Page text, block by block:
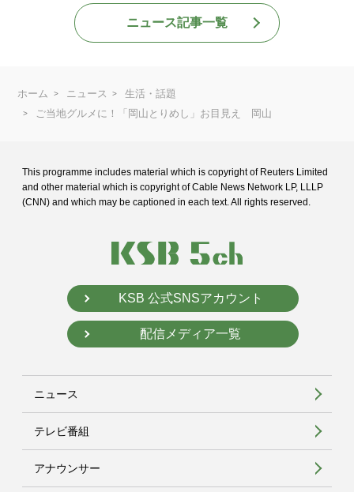
ニュース記事一覧
ホーム ニュース
生活・話題
ご当地グルメに！「岡山とりめし」お目見え 岡山
This programme includes material which is copyright of Reuters Limited
and other material which is copyright of Cable News Network LP, LLLP
(CNN) and which may be captioned in each text. All rights reserved.
KSB 公式SNSアカウント
配信メディア一覧
ニュース
テレビ番組
アナウンサー